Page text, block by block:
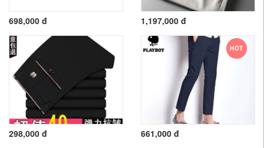
698,000 đ 1,197,000 đ
298,000 đ
HOT
661,000 đ